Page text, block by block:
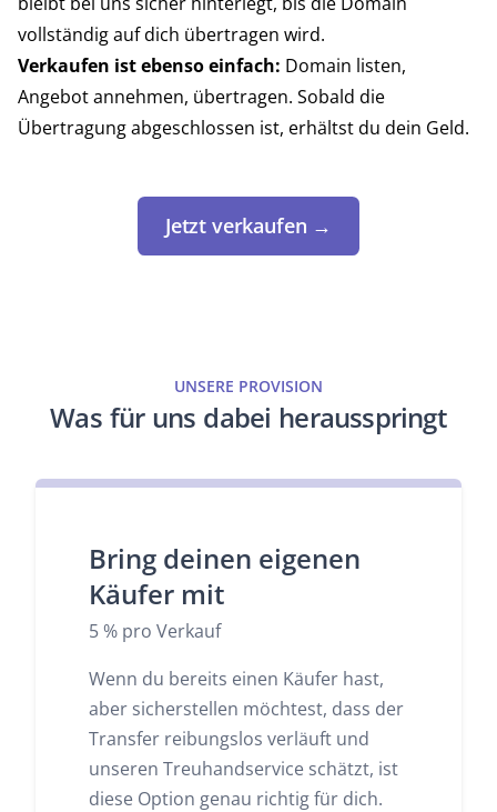
vollständig auf dich übertragen wird.
Verkaufen ist ebenso einfach: Domain listen,
Angebot annehmen, übertragen. Sobald die
Übertragung abgeschlossen ist, erhältst du dein Geld.
Jetzt verkaufen →
UNSERE PROVISION
Was für uns dabei herausspringt
Bring deinen eigenen
Käufer mit
5 % pro Verkauf
Wenn du bereits einen Käufer hast,
aber sicherstellen möchtest, dass der
Transfer reibungslos verläuft und
unseren Treuhandservice schätzt, ist
diese Option genau richtig für dich.